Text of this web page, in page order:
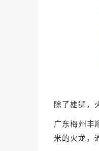
除了雄狮，
广东梅州丰
米的火龙，